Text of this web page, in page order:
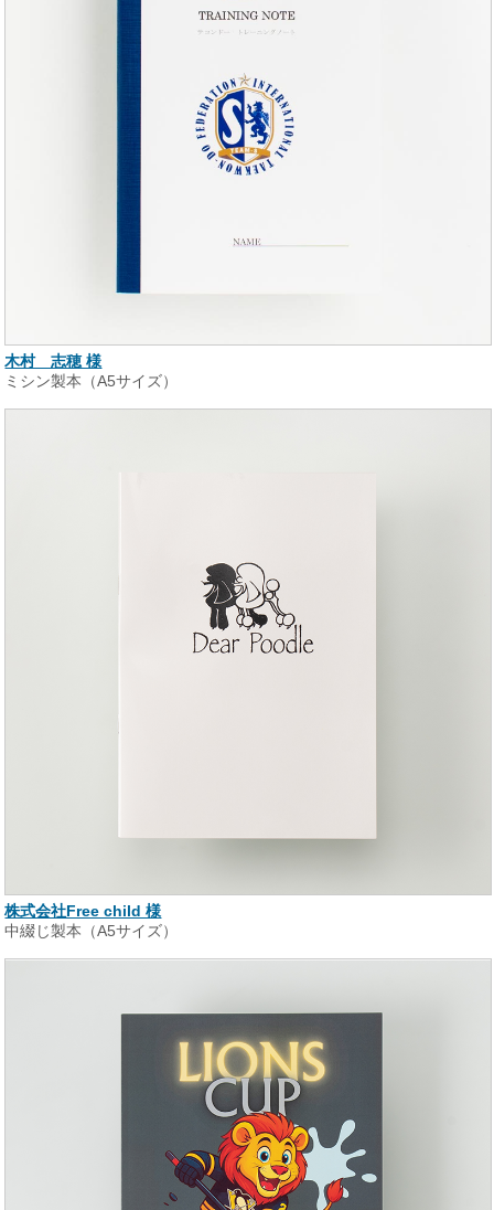
木村 志穂 様
ミシン製本（A5サイズ）
株式会社Free child 様
中綴じ製本（A5サイズ）